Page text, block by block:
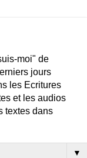
moi" de
jours
les Ecritures
et les audios
textes dans
▼